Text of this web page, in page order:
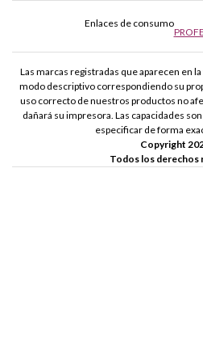
Enlaces de consumo
Las marcas registradas que aparecen en
modo descriptivo correspondiendo su
uso correcto de nuestros productos no
dañará su impresora. Las capacidades
especificar de forma
Copyright
Todos los derechos